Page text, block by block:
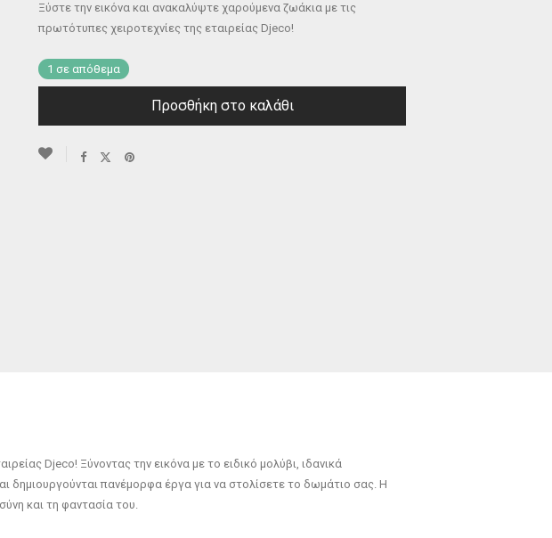
Ξύστε την εικόνα και ανακαλύψτε χαρούμενα ζωάκια με τις
πρωτότυπες χειροτεχνίες της εταιρείας Djeco!
1 σε απόθεμα
Προσθήκη στο καλάθι
Djeco! Ξύνοντας την εικόνα με το ειδικό μολύβι, ιδανικά
δημιουργούνται πανέμορφα έργα για να στολίσετε το δωμάτιο σας. Η
και τη φαντασία του.